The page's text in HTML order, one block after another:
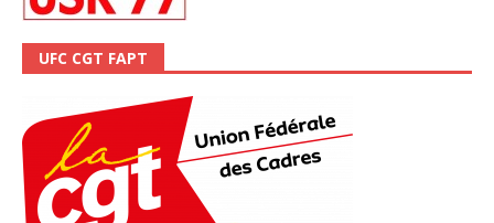
UFC CGT FAPT